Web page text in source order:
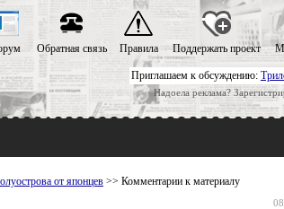
Приглашаем к обсуждению:
Надоела реклама?
Обратная связь Правила Поддержать проект
от японцев >> Комментарии к материалу